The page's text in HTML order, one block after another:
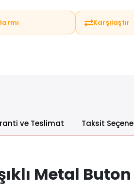
Karşılaştır
ve Teslimat Taksit
Metal